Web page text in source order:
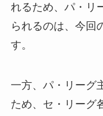
れるため、パ・リ
られるのは、今回
す。
一方、パ・リーグ
ため、セ・リーグ